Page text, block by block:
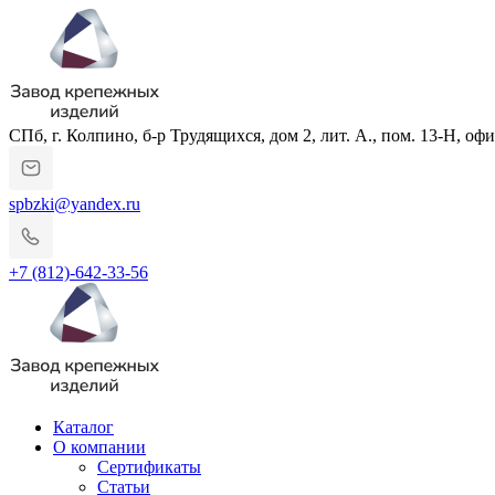
СПб, г. Колпино, б-р Трудящихся, дом 2, лит. А., пом. 13-Н,
spbzki@yandex.ru
+7 (812)-642-33-56
Каталог
О компании
Сертификаты
Статьи